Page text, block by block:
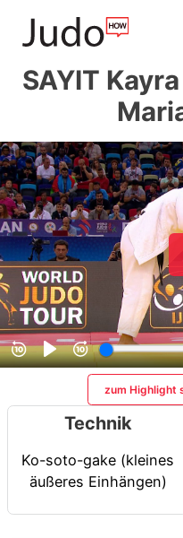
SAYIT
zum Highlight
Technik
Ko-soto-gake (kleines
äußeres Einhängen)